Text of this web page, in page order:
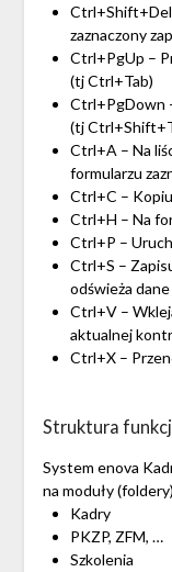
Ctrl+Shift+Del
zaznaczony
Ctrl+PgUp –
(tj Ctrl+Tab)
Ctrl+PgDown
(tj
Ctrl+A – Na
formularzu
Ctrl+C –
Ctrl+H – Na
Ctrl+P –
Ctrl+S –
odświeża dane
Ctrl+V –
aktualnej
Ctrl+X –
Struktura
System enova
na moduły
Kadry
PKZP, ZFM, …
Szkolenia